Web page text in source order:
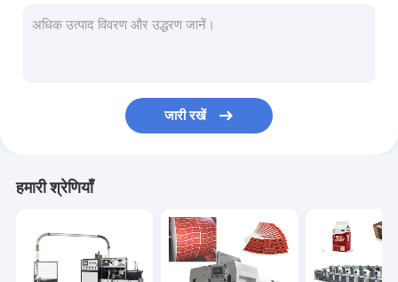
घर
हमारे बारे में
जारी रखें
हमारी श्रेणियाँ